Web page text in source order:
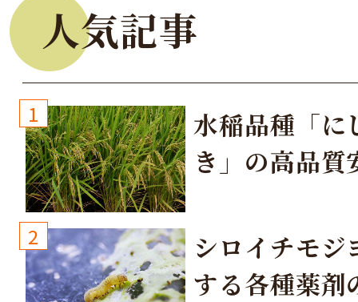
人気記事
1
水稲品種「に
き」の高品質
2
シロイチモジ
する各種薬剤